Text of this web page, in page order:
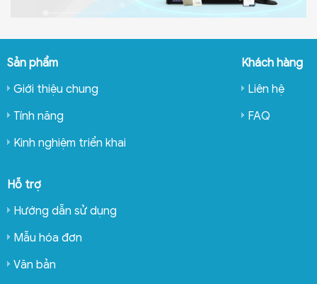
Sản phẩm
Giới thiệu chung
Tính năng
Kinh nghiệm triển khai
Khách hàng
Liên hệ
FAQ
Hỗ trợ
Hướng dẫn sử dụng
Mẫu hóa đơn
Văn bản